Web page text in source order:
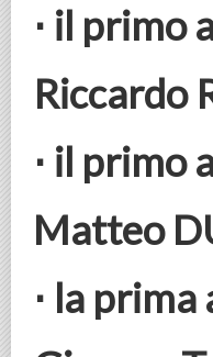
⋅ il primo
Riccardo
⋅ il primo
Matteo
⋅ la